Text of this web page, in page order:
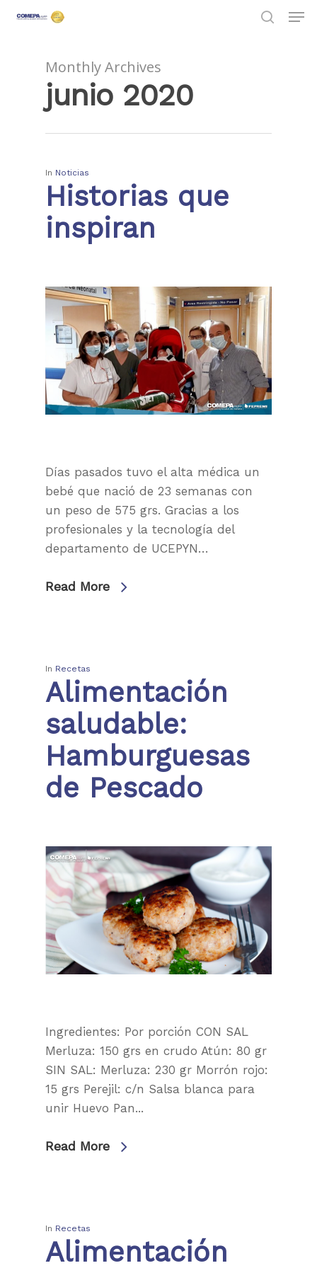
Hit enter to search or ESC to close
Monthly Archives
junio 2020
In Noticias
Historias que
inspiran
Días pasados tuvo el alta médica un
bebé que nació de 23 semanas con
un peso de 575 grs. Gracias a los
profesionales y la tecnología del
departamento de UCEPYN…
Read More
In Recetas
Alimentación
saludable:
Hamburguesas
de Pescado
Ingredientes: Por porción CON SAL
Merluza: 150 grs en crudo Atún: 80 gr
SIN SAL: Merluza: 230 gr Morrón rojo:
15 grs Perejil: c/n Salsa blanca para
unir Huevo Pan...
Read More
In Recetas
AlimentaciónAutoridades
Comités
RRHH